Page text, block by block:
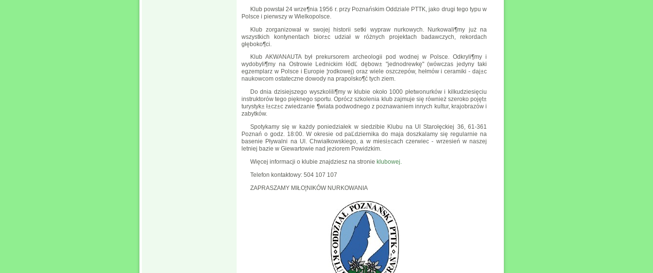
Klub powstał 24 wrze¶nia 1956 r. przy Poznańskim Oddziale PTTK, jako drugi tego typu w
Polsce i pierwszy w Wielkopolsce.
Klub zorganizował w swojej historii setki wypraw nurkowych. Nurkowali¶my już na
wszystkich kontynentach bior±c udział w różnych projektach badawczych, rekordach
głęboko¶ci.
Klub AKWANAUTA był prekursorem archeologii pod wodnej w Polsce. Odkryli¶my i
wydobyli¶my na Ostrowie Lednickim łódĽ dębow± "jednodrewkę" (wówczas jedyny taki
egzemplarz w Polsce i Europie ¦rodkowej) oraz wiele oszczepów, hełmów i ceramiki - daj±c
naukowcom ostateczne dowody na prapolsko¶ć tych ziem.
Do dnia dzisiejszego wyszkolili¶my w klubie około 1000 płetwonurków i kilkudziesięciu
instruktorów tego pięknego sportu. Oprócz szkolenia klub zajmuje się również szeroko pojęt±
turystyk± ł±cz±c zwiedzanie ¶wiata podwodnego z poznawaniem innych kultur, krajobrazów i
zabytków.
Spotykamy się w każdy poniedziałek w siedzibie Klubu na Ul Starołęckiej 36, 61-361
Poznań o godz. 18:00. W okresie od paĽdziernika do maja doszkalamy się regularnie na
basenie Pływalni na Ul. Chwiałkowskiego, a w miesi±cach czerwiec - wrzesień w naszej
letniej bazie w Giewartowie nad jeziorem Powidzkim.
Więcej informacji o klubie znajdziesz na stronie klubowej.
Telefon kontaktowy: 504 107 107
ZAPRASZAMY MIŁO¦NIKÓW NURKOWANIA